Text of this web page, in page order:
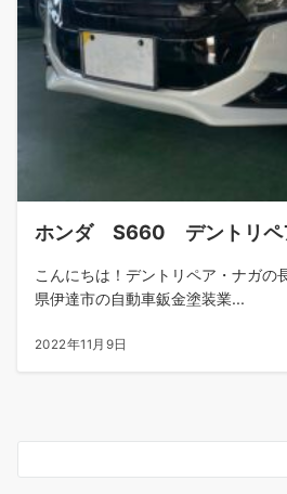
ホンダ S660 デントリペ
こんにちは！デントリペア・ナガの
県伊達市の自動車鈑金塗装業...
2022年11月9日